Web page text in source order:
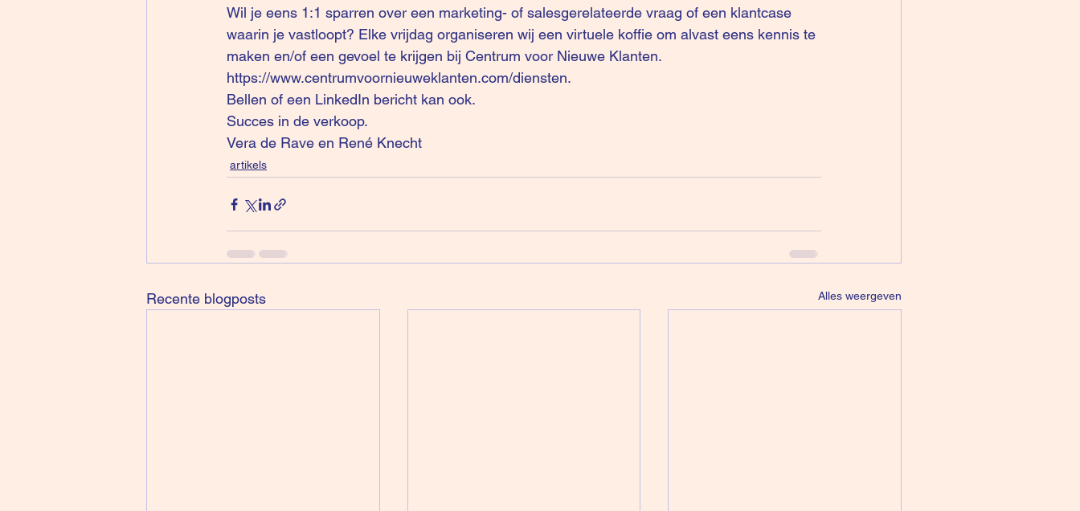
Wil je eens 1:1 sparren over een marketing- of salesgerelateerde vraag of een klantcase
waarin je vastloopt? Elke vrijdag organiseren wij een virtuele koffie om alvast eens kennis te
maken en/of een gevoel te krijgen bij Centrum voor Nieuwe Klanten.
https://www.centrumvoornieuweklanten.com/diensten.
Bellen of een LinkedIn bericht kan ook.
Succes in de verkoop.
Vera de Rave en René Knecht
artikels
Recente blogposts Alles weergeven